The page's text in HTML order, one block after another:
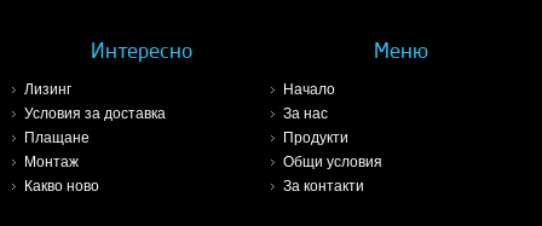
Интересно
Лизинг
Условия за доставка
Плащане
Монтаж
Какво ново
Меню
Начало
За нас
Продукти
Общи условия
За контакти